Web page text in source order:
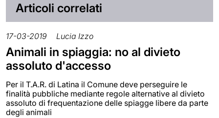
Articoli correlati
17-03-2019 Lucia Izzo
Animali in spiaggia: no al divieto
assoluto d'accesso
Per il T.A.R. di Latina il Comune deve perseguire le
finalità pubbliche mediante regole alternative al divieto
assoluto di frequentazione delle spiagge libere da parte
degli animali